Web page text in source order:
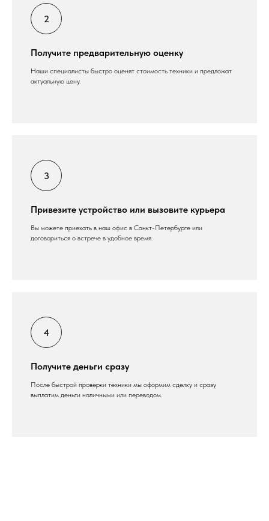
Получите предварительную оценку
Наши специалисты быстро оценят стоимость техники и предложат
актуальную цену.
Привезите устройство или вызовите курьера
Вы можете приехать в наш офис в Санкт-Петербурге или
договориться о встрече в удобное время.
Получите деньги сразу
После быстрой проверки техники мы оформим сделку и сразу
выплатим деньги наличными или переводом.